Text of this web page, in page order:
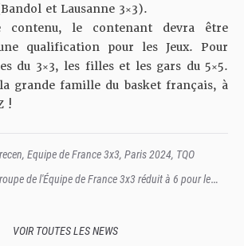
de l'Équipe de France 3x3 réduit à 6 pour le
et Lausanne 3×3).
contenu, le contenant devra être
qualification pour les Jeux. Pour
du 3×3, les filles et les gars du 5×5.
grande famille du basket français, à
!
, Equipe de France 3x3, Paris 2024, TQO
VOIR TOUTES LES NEWS